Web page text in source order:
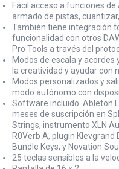
Fácil acceso a funciones
armado de pistas,
También tiene integración
funcionalidad con otros
Pro Tools a través del
Modos de escala y
la creatividad y ayudar con
Modos personalizados y
modo autónomo con
Software incluido: Ableton
meses de suscripción en
Strings, instrumento XLN
R0Verb A, plugin Klevgrand
Bundle Keys, y Novation
25 teclas sensibles a la